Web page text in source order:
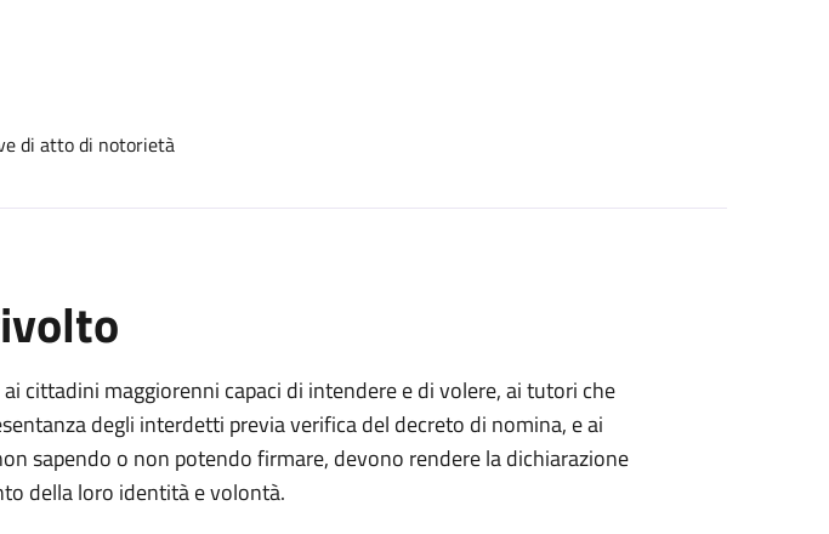
di atto di notorietà
cittadini maggiorenni capaci di intendere e di volere, ai tutori che
degli interdetti previa verifica del decreto di nomina, e ai
sapendo o non potendo firmare, devono rendere la dichiarazione
della loro identità e volontà.